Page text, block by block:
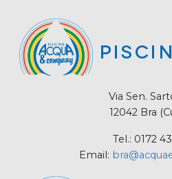
Via Sen.
12042 Bra
Tel.: 0172
Email: